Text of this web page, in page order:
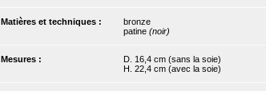
Matières et techniques :
bronze
patine (noir)
Mesures :
D. 16,4 cm (sans la soie)
H. 22,4 cm (avec la soie)